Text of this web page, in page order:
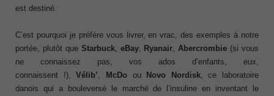
est destiné.
C’est pourquoi je préfère vous livrer, en vrac, des exemples à notre
portée, plutôt que Starbuck, eBay, Ryanair Abercrombie (si vous
ne connaissez pas, vos ados d’enfants, eux,
connaissent !),Vélib’ McDoou Novo Nordisk, ce laboratoire
danois qui a bouleversé le marché de l’insuline en inventant le